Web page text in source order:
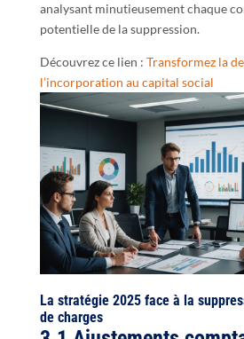
analysant minutieusement chaque
potentielle de la suppression.
Découvrez ce lien : Transformez la
l’incorporation au capital social
La stratégie 2025 face à la
de charges